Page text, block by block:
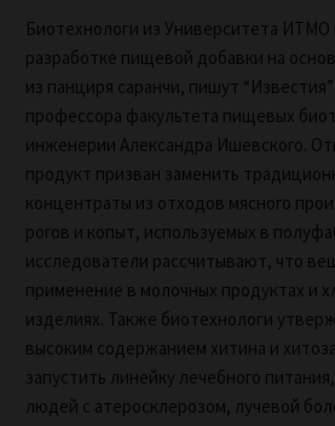
Биотехнологи из Университета ИТМО
разработке пищевой добавки на
из панциря саранчи, пишут
профессора факультета пищевых
инженерии Александра Ишевского.
продукт призван заменить
концентраты из отходов мясного
рогов и копыт, используемых в
исследователи рассчитывают, что
применение в молочных продуктах и
изделиях. Также биотехнологи
высоким содержанием хитина и
запустить линейку лечебного
людей с атеросклерозом, лучевой